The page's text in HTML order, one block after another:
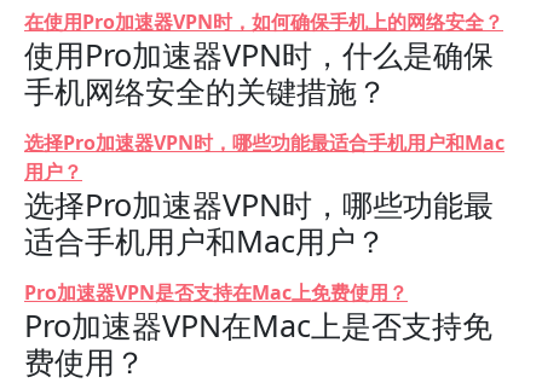
在使用Pro加速器VPN时，如何确保手机上的网络安全？
使用Pro加速器VPN时，什么是确保
手机网络安全的关键措施？
选择Pro加速器VPN时，哪些功能最适合手机用户和Mac
用户？
选择Pro加速器VPN时，哪些功能最
适合手机用户和Mac用户？
Pro加速器VPN是否支持在Mac上免费使用？
Pro加速器VPN在Mac上是否支持免
费使用？